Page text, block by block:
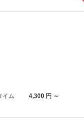
イム
4,300 円 ～